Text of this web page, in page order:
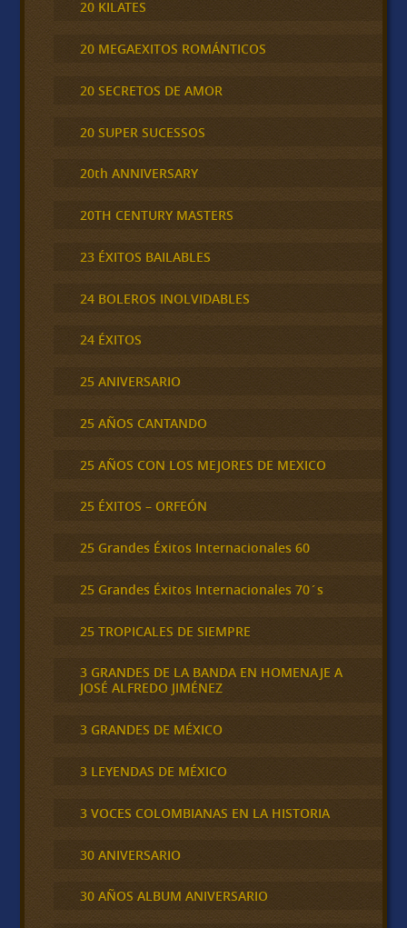
20 KILATES
20 MEGAEXITOS ROMÁNTICOS
20 SECRETOS DE AMOR
20 SUPER SUCESSOS
20th ANNIVERSARY
20TH CENTURY MASTERS
23 ÉXITOS BAILABLES
24 BOLEROS INOLVIDABLES
24 ÉXITOS
25 ANIVERSARIO
25 AÑOS CANTANDO
25 AÑOS CON LOS MEJORES DE MEXICO
25 ÉXITOS – ORFEÓN
25 Grandes Éxitos Internacionales 60
25 Grandes Éxitos Internacionales 70´s
25 TROPICALES DE SIEMPRE
3 GRANDES DE LA BANDA EN HOMENAJE A
JOSÉ ALFREDO JIMÉNEZ
3 GRANDES DE MÉXICO
3 LEYENDAS DE MÉXICO
3 VOCES COLOMBIANAS EN LA HISTORIA
30 ANIVERSARIO
30 AÑOS ALBUM ANIVERSARIO